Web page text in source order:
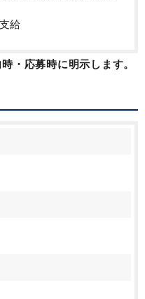
給
・応募時に明示します。